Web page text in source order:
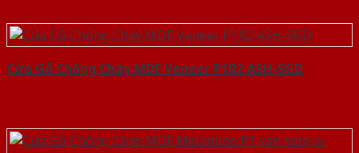
Cửa Gỗ Chống Cháy MDF Veneer P1R2 ASH-SGD